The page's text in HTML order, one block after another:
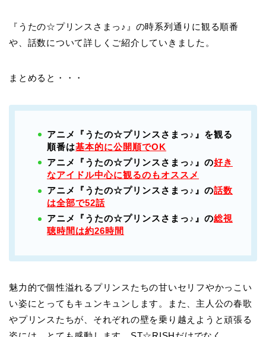
『うたの☆プリンスさまっ♪』の時系列通りに観る順番
や、話数について詳しくご紹介していきました。
まとめると・・・
アニメ『うたの☆プリンスさまっ♪』を観る
順番は基本的に公開順でOK
アニメ『うたの☆プリンスさまっ♪』の好き
なアイドル中心に観るのもオススメ
アニメ『うたの☆プリンスさまっ♪』の話数
は全部で52話
アニメ『うたの☆プリンスさまっ♪』の総視
聴時間は約26時間
魅力的で個性溢れるプリンスたちの甘いセリフやかっこい
い姿にとってもキュンキュンします。また、主人公の春歌
やプリンスたちが、それぞれの壁を乗り越えようと頑張る